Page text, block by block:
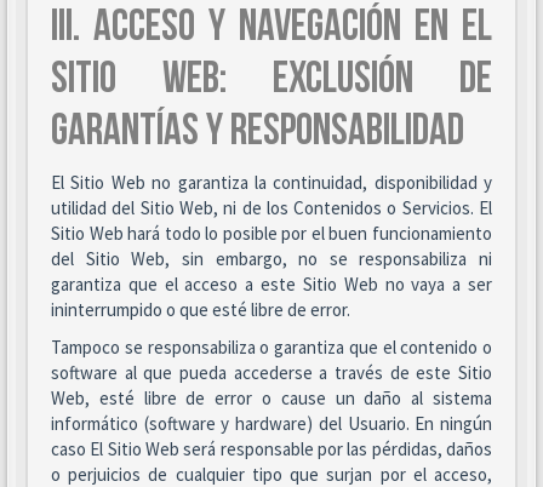
III. ACCESO Y NAVEGACIÓN EN EL
SITIO WEB: EXCLUSIÓN DE
GARANTÍAS Y RESPONSABILIDAD
El Sitio Web no garantiza la continuidad, disponibilidad y
utilidad del Sitio Web, ni de los Contenidos o Servicios. El
Sitio Web hará todo lo posible por el buen funcionamiento
del Sitio Web, sin embargo, no se responsabiliza ni
garantiza que el acceso a este Sitio Web no vaya a ser
ininterrumpido o que esté libre de error.
Tampoco se responsabiliza o garantiza que el contenido o
software al que pueda accederse a través de este Sitio
Web, esté libre de error o cause un daño al sistema
informático (software y hardware) del Usuario. En ningún
caso El Sitio Web será responsable por las pérdidas, daños
o perjuicios de cualquier tipo que surjan por el acceso,